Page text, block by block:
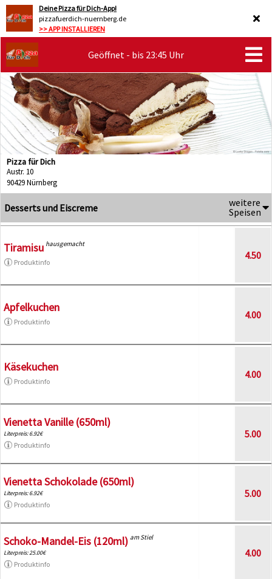
Deine Pizza für Dich-App!
pizzafuerdich-nuernberg.de
>> APP INSTALLIEREN
Geöffnet - bis 23:45 Uhr
Pizza für Dich
Austr. 10
90429 Nürnberg
Desserts und Eiscreme
weitere
Speisen
Tiramisu hausgemacht
Produktinfo
4.50
Apfelkuchen
Produktinfo
4.00
Käsekuchen
Produktinfo
4.00
Vienetta Vanille (650ml)
Literpreis: 6.92€
Produktinfo
5.00
Vienetta Schokolade (650ml)
Literpreis: 6.92€
Produktinfo
5.00
Schoko-Mandel-Eis (120ml) am Stiel
Literpreis: 25.00€
Produktinfo
4.00